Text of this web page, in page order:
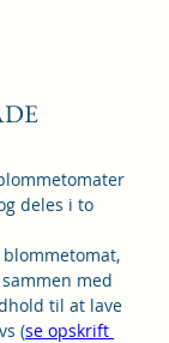
deles i to
med
til at lave
(se opskrift